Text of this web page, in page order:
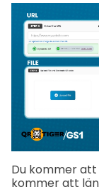
Du kommer att
kommer att